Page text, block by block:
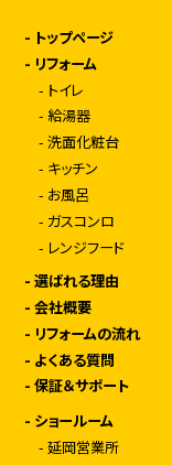
- トップページ
- リフォーム
- トイレ
- 給湯器
- 洗面化粧台
- キッチン
- お風呂
- ガスコンロ
- レンジフード
- 選ばれる理由
- 会社概要
- リフォームの流れ
- よくある質問
- 保証＆サポート
- ショールーム
- 延岡営業所